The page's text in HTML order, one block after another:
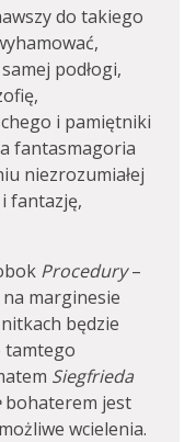
do takiego
podłogi,
i pamiętniki
fantasmagoria
niezrozumiałej
fantazję,
Procedury–
marginesie
będzie
tamtego
Siegfrieda
bohaterem jest
wcielenia.